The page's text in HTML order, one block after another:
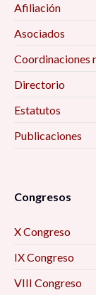
Afiliación
Asociados
Coordinaciones
Directorio
Estatutos
Publicaciones
Congresos
X Congreso
IX Congreso
VIII Congreso